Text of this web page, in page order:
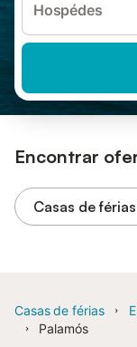
Hospédes
Encontrar
Casas de férias
Casas de férias
Palamós